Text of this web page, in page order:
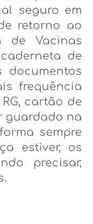
seguro em
retorno ao
de Vacinas
de
frequência
cartão de
guardado na
sempre
estiver, os
precisar,